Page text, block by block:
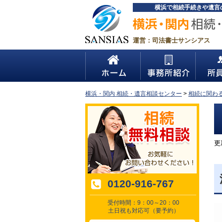
横浜で相続手続きや遺
運営：司法書士サンシアス
横浜・関内 相続・遺言相談センター > 相続に関わ
更
0120-916-767
受付時間：9：00～20：00
土日祝も対応可（要予約）